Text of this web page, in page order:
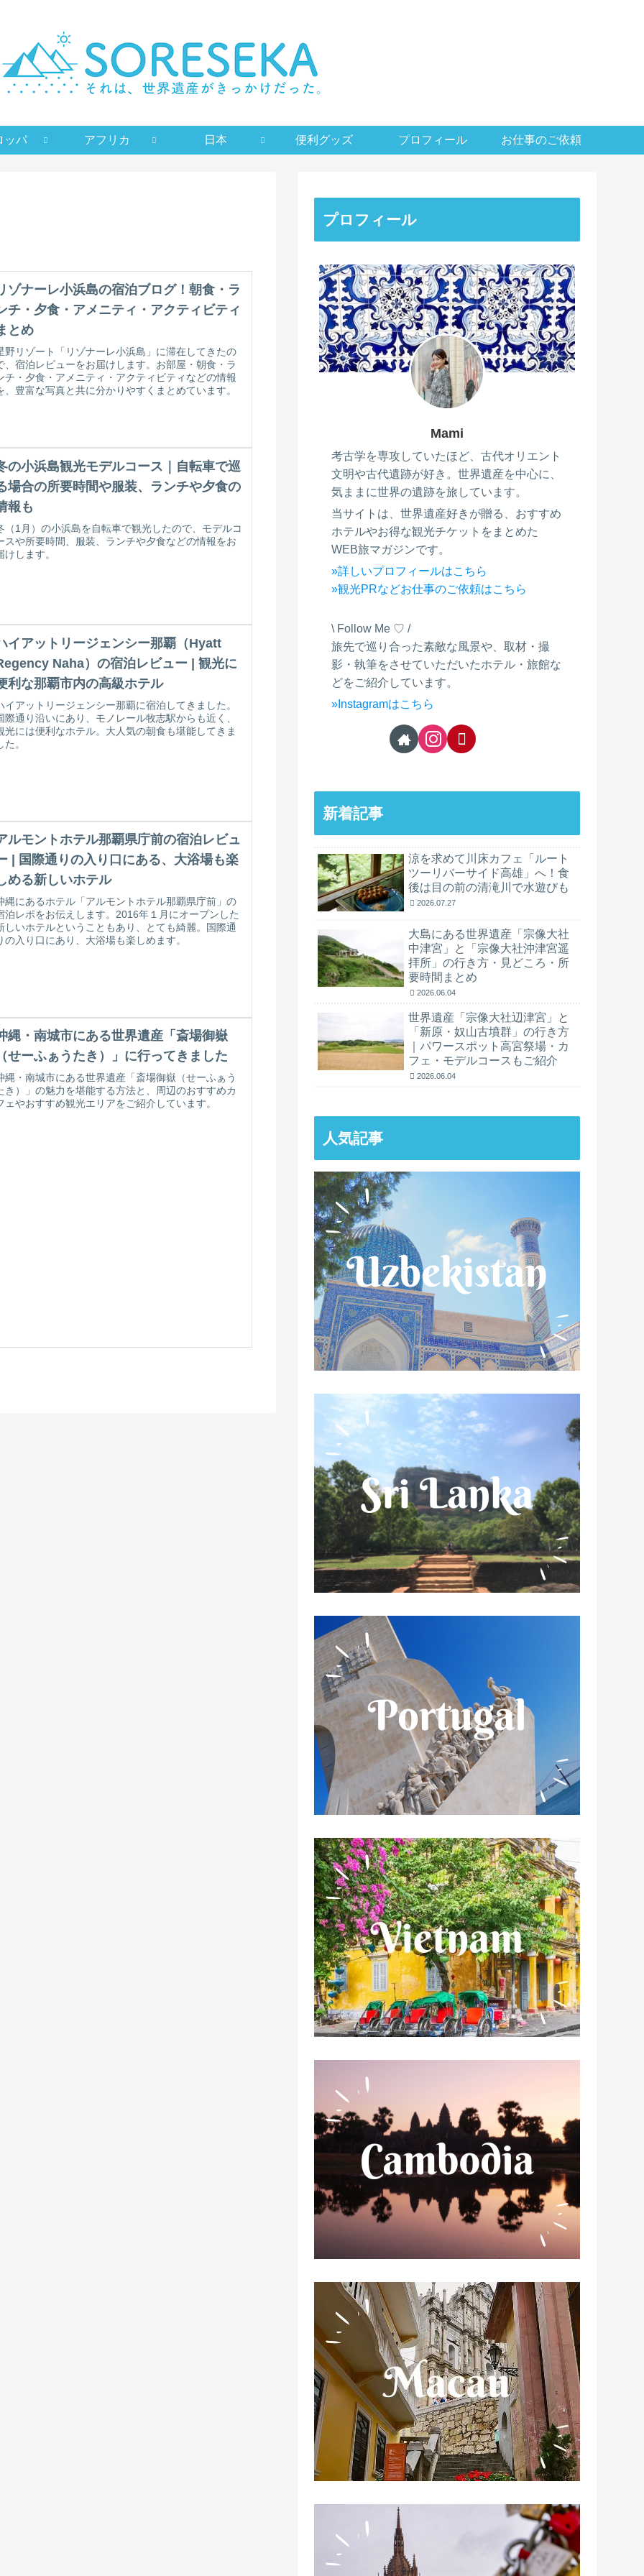
ッパ アフリカ 日本 便利グッズ プロフィール お仕事のご依頼
ゾナーレ小浜島の宿泊ブログ！朝食・ラ
チ・夕食・アメニティ・アクティビティ
とめ
野リゾート「リゾナーレ小浜島」に滞在してきたの
、宿泊レビューをお届けします。お部屋・朝食・ラ
チ・夕食・アメニティ・アクティビティなどの情報
、豊富な写真と共に分かりやすくまとめています。
の小浜島観光モデルコース｜自転車で巡
場合の所要時間や服装、ランチや夕食の
報も
（1月）の小浜島を自転車で観光したので、モデルコ
スや所要時間、服装、ランチや夕食などの情報をお
けします。
イアットリージェンシー那覇（Hyatt
Naha）の宿泊レビュー | 観光に
利な那覇市内の高級ホテル
イアットリージェンシー那覇に宿泊してきました。
際通り沿いにあり、モノレール牧志駅からも近く、
光には便利なホテル。大人気の朝食も堪能してきま
た。
ルモントホテル那覇県庁前の宿泊レビュ
| 国際通りの入り口にある、大浴場も楽
める新しいホテル
縄にあるホテル「アルモントホテル那覇県庁前」の
泊レポをお伝えします。2016年１月にオープンした
しいホテルということもあり、とても綺麗。国際通
の入り口にあり、大浴場も楽しめます。
縄・南城市にある世界遺産「斎場御嶽
せーふぁうたき）」に行ってきました
縄・南城市にある世界遺産「斎場御嶽（せーふぁう
き）」の魅力を堪能する方法と、周辺のおすすめカ
ェやおすすめ観光エリアをご紹介しています。
プロフィール
Mami
考古学を専攻していたほど、古代オリエント
文明や古代遺跡が好き。世界遺産を中心に、
気ままに世界の遺跡を旅しています。
当サイトは、世界遺産好きが贈る、おすすめ
ホテルやお得な観光チケットをまとめた
WEB旅マガジンです。
»詳しいプロフィールはこちら
»観光PRなどお仕事のご依頼はこちら
\ Follow Me ♡ /
旅先で巡り合った素敵な風景や、取材・撮
影・執筆をさせていただいたホテル・旅館な
どをご紹介しています。
»Instagramはこちら
新着記事
涼を求めて川床カフェ「ルート
ツーリバーサイド高雄」へ！食
後は目の前の清滝川で水遊びも
2026.07.27
大島にある世界遺産「宗像大社
中津宮」と「宗像大社沖津宮遥
拝所」の行き方・見どころ・所
要時間まとめ
2026.06.04
世界遺産「宗像大社辺津宮」と
「新原・奴山古墳群」の行き方
｜パワースポット高宮祭場・カ
フェ・モデルコースもご紹介
2026.06.04
人気記事